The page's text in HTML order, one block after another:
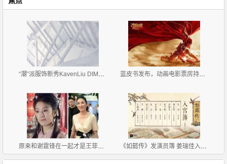
“潮”派服饰新秀KavenLiu DIMOR 2019招商正式拉开帷 蓝皮书发布，动画电影票房持续走高只是时势造英雄？
原来和谢霆锋在一起才是王菲最好的状态(组图) 《如懿传》发演员簿 姜瑞佳入宫似如懿获关注